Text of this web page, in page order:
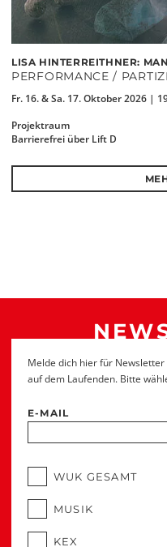
LISA HINTERREITHNER:
PERFORMANCE /
Fr. 16. & Sa. 17. Oktober 2026 |
Projektraum
Barrierefrei über Lift D
Melde dich hier für
auf dem Laufenden. Bitte
E-MAIL
WUK GESAMT
MUSIK
KEX